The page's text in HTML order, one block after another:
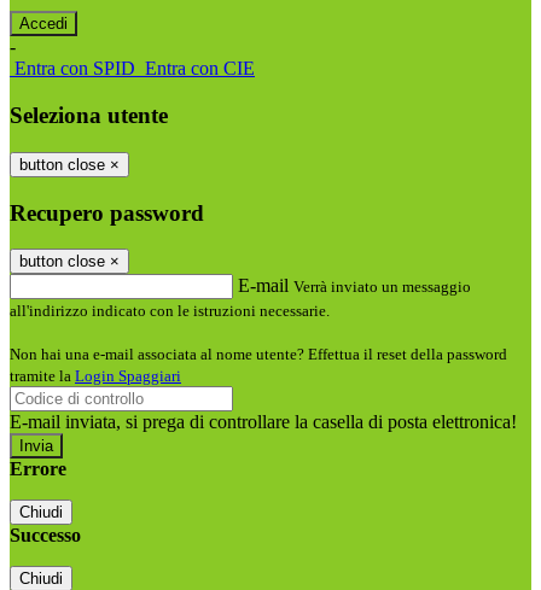
-
Entra con SPID Entra con CIE
Seleziona utente
button close ×
Recupero password
button close ×
E-mail Verrà inviato un messaggio
all'indirizzo indicato con le istruzioni necessarie.
Non hai una e-mail associata al nome utente? Effettua il reset della password
tramite la Login Spaggiari
E-mail inviata, si prega di controllare la casella di posta elettronica!
Errore
Chiudi
Successo
Chiudi